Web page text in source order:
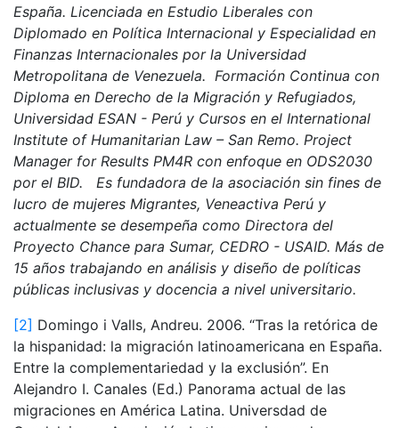
España. Licenciada en Estudio Liberales con
Diplomado en Política Internacional y Especialidad en
Finanzas Internacionales por la Universidad
Metropolitana de Venezuela. Formación Continua con
Diploma en Derecho de la Migración y Refugiados,
Universidad ESAN - Perú y Cursos en el International
Institute of Humanitarian Law – San Remo. Project
Manager for Results PM4R con enfoque en ODS2030
por el BID. Es fundadora de la asociación sin fines de
lucro de mujeres Migrantes, Veneactiva Perú y
actualmente se desempeña como Directora del
Proyecto Chance para Sumar, CEDRO - USAID. Más de
15 años trabajando en análisis y diseño de políticas
públicas inclusivas y docencia a nivel universitario.
[2] Domingo i Valls, Andreu. 2006. “Tras la retórica de
la hispanidad: la migración latinoamericana en España.
Entre la complementariedad y la exclusión”. En
Alejandro I. Canales (Ed.) Panorama actual de las
migraciones en América Latina. Universdad de